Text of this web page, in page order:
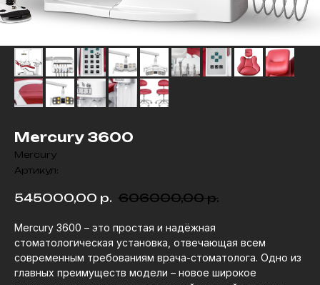
Mercury 3600
Mercury
Артикул:
545000,00 р. 606000,00 р.
Mercury 3600 – это простая и надёжная
стоматологическая установка, отвечающая всем
современным требованиям врача-стоматолога. Одно из
главных преимуществ модели – новое широкое